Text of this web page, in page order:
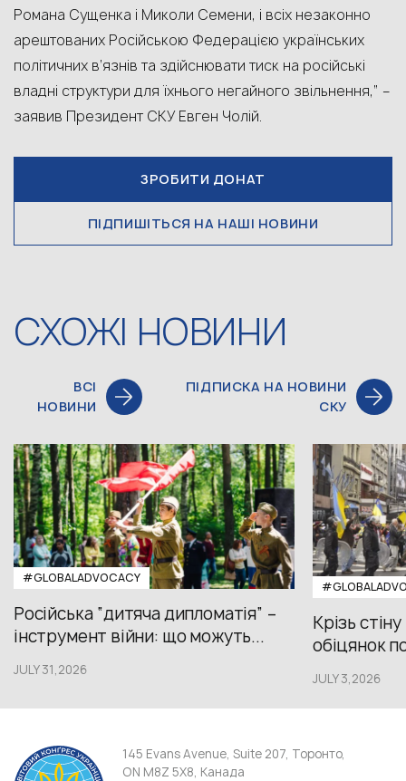
Романа Сущенка і Миколи Семени, і всіх незаконно
арештованих Російською Федерацією українських
політичних в’язнів та здійснювати тиск на російські
владні структури для їхнього негайного звільнення,” –
заявив Президент СКУ Евген Чолій.
ЗРОБИТИ ДОНАТ
ПІДПИШІТЬСЯ НА НАШІ НОВИНИ
СХОЖІ НОВИНИ
ВСІ
НОВИНИ
ПІДПИСКА НА НОВИНИ
СКУ
#GLOBALADVOCACY
Російська “дитяча дипломатія” –
інструмент війни: що можуть...
JULY 31,2026
Крізь
обіцянок
JULY 3,2026
145 Evans Avenue, Suite 207, Торонто,
ON M8Z 5X8, Канада